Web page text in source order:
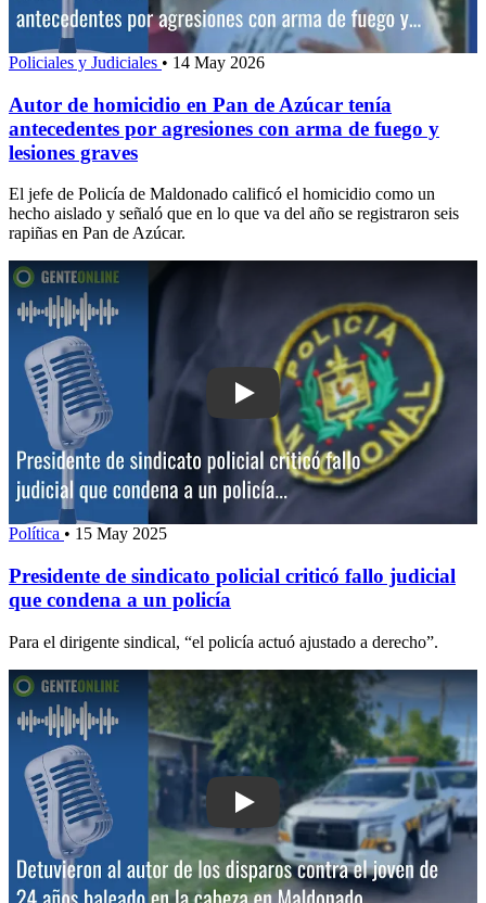
Policiales y Judiciales • 14 May 2026
Autor de homicidio en Pan de Azúcar tenía
antecedentes por agresiones con arma de fuego y
lesiones graves
El jefe de Policía de Maldonado calificó el homicidio como un
hecho aislado y señaló que en lo que va del año se registraron seis
rapiñas en Pan de Azúcar.
Play: Presidente de sindicato policial
Política • 15 May 2025
Presidente de sindicato policial criticó fallo judicial
que condena a un policía
Para el dirigente sindical, “el policía actuó ajustado a derecho”.
Play: Detuvieron al autor de los